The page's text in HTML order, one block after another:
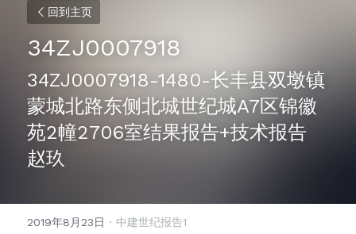
回到主页
34ZJ0007918
34ZJ0007918-1480-长丰县双墩镇
蒙城北路东侧北城世纪城A7区锦徽
苑2幢2706室结果报告+技术报告
赵玖
2019年8月23日 · 中建世纪报告1